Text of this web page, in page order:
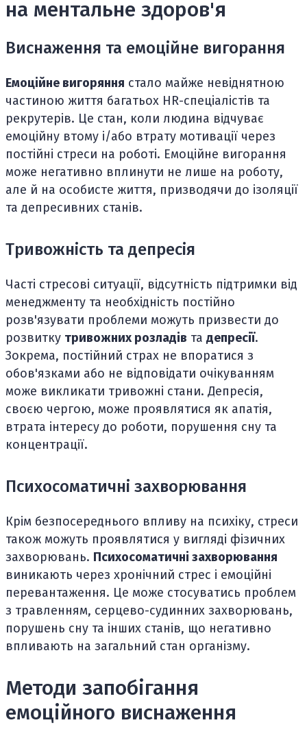
на ментальне здоров'я
Виснаження та емоційне вигорання
Емоційне вигоряння стало майже невіднятною
частиною життя багатьох HR-спеціалістів та
рекрутерів. Це стан, коли людина відчуває
емоційну втому і/або втрату мотивації через
постійні стреси на роботі. Емоційне вигорання
може негативно вплинути не лише на роботу,
але й на особисте життя, призводячи до ізоляції
та депресивних станів.
Тривожність та депресія
Часті стресові ситуації, відсутність підтримки від
менеджменту та необхідність постійно
розв'язувати проблеми можуть призвести до
розвитку тривожних розладів та депресії.
Зокрема, постійний страх не впоратися з
обов'язками або не відповідати очікуванням
може викликати тривожні стани. Депресія,
своєю чергою, може проявлятися як апатія,
втрата інтересу до роботи, порушення сну та
концентрації.
Психосоматичні захворювання
Крім безпосереднього впливу на психіку, стреси
також можуть проявлятися у вигляді фізичних
захворювань. Психосоматичні захворювання
виникають через хронічний стрес і емоційні
перевантаження. Це може стосуватись проблем
з травленням, серцево-судинних захворювань,
порушень сну та інших станів, що негативно
впливають на загальний стан організму.
Методи запобігання
емоційного виснаження